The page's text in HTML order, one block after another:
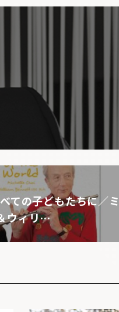
ての子どもたちに／ミ
ウィリ…